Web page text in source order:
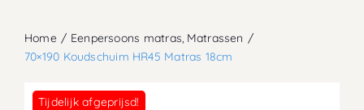
Home Eenpersoons matras Matrassen
70×190 Koudschuim HR45 Matras 18cm
Tijdelijk afgeprijsd!